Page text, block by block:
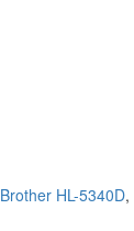
Brother HL-5340D,